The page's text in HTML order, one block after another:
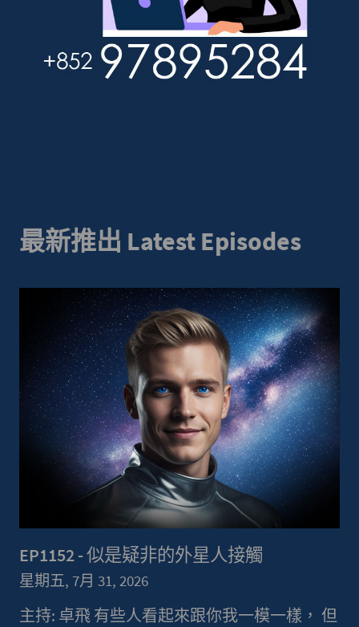
最新推出 Latest Episodes
EP1152 - 似是疑非的外星人接觸
星期五, 7月 31, 2026
主持: 卓飛 有些人看起來跟你我一模一樣， 但